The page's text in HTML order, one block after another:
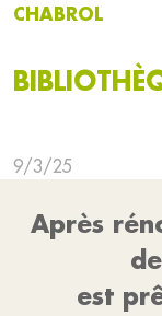
CHABROL
9/3/25
Après
est